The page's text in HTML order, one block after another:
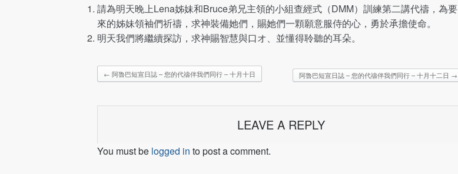
請為明天晚上Lena姊妹和Bruce弟兄主領的小組查經式（DMM）訓練第二講代禱，為要
來的姊妹領袖們祈禱，求神裝備她們，賜她們一顆願意服侍的心，勇於承擔使命。
明天我們將繼續探訪，求神賜智慧與口オ、並懂得聆聽的耳朵。
← 阿魯巴短宣日誌 – 您的代禱伴我們同行 – 十月十日 阿魯巴短宣日誌 – 您的代禱伴我們同行 – 十月十二日 →
LEAVE A REPLY
You must be logged in to post a comment.